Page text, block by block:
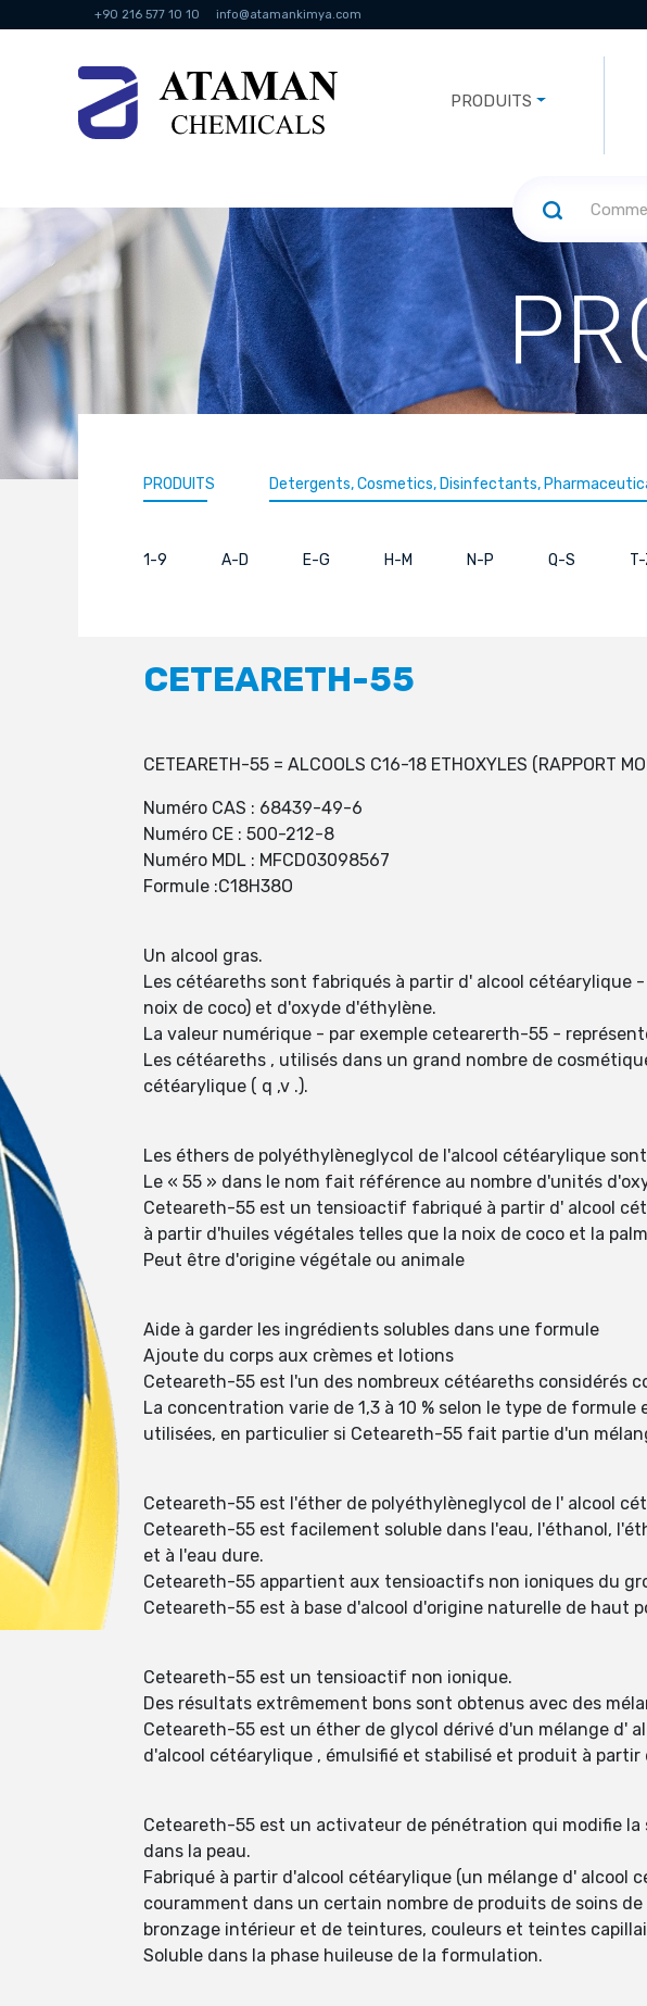
+90 216 577 10 10 info@atamankimya.com
PRODUITS
PRODUITS Detergents, Cosmetics, Disinfectants,
1-9 A-D E-G H-M N-P Q-S
CETEARETH-55
CETEARETH-55 = ALCOOLS C16-18 ETHOXYLES (RAPPORT
Numéro CAS : 68439-49-6
Numéro CE : 500-212-8
Numéro MDL : MFCD03098567
Formule :C18H38O
Un alcool gras.
Les cétéareths sont fabriqués à partir d' alcool cétéarylique
noix de coco) et d'oxyde d'éthylène.
La valeur numérique - par exemple cetearerth-55 -
Les cétéareths , utilisés dans un grand nombre de
cétéarylique ( q ,v .).
Les éthers de polyéthylèneglycol de l'alcool cétéarylique
Le « 55 » dans le nom fait référence au nombre d'unités
Ceteareth-55 est un tensioactif fabriqué à partir d' alcool
à partir d'huiles végétales telles que la noix de coco et la
Peut être d'origine végétale ou animale
Aide à garder les ingrédients solubles dans une formule
Ajoute du corps aux crèmes et lotions
Ceteareth-55 est l'un des nombreux cétéareths considérés
La concentration varie de 1,3 à 10 % selon le type de
utilisées, en particulier si Ceteareth-55 fait partie d'un
Ceteareth-55 est l'éther de polyéthylèneglycol de l' alcool
Ceteareth-55 est facilement soluble dans l'eau, l'éthanol,
et à l'eau dure.
Ceteareth-55 appartient aux tensioactifs non ioniques du
Ceteareth-55 est à base d'alcool d'origine naturelle de haut
Ceteareth-55 est un tensioactif non ionique.
Des résultats extrêmement bons sont obtenus avec des
Ceteareth-55 est un éther de glycol dérivé d'un mélange d'
d'alcool cétéarylique , émulsifié et stabilisé et produit à
Ceteareth-55 est un activateur de pénétration qui modifie
dans la peau.
Fabriqué à partir d'alcool cétéarylique (un mélange d'
couramment dans un certain nombre de produits de soins
bronzage intérieur et de teintures, couleurs et teintes
Soluble dans la phase huileuse de la formulation.